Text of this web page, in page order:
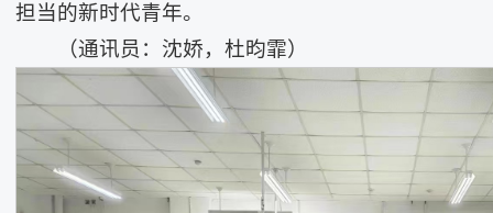
担当的新时代青年。
（通讯员：沈娇，杜昀霏）